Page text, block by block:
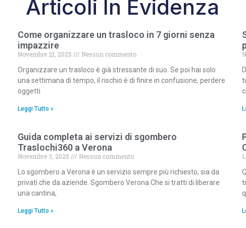
Articoli In Evidenza
Come organizzare un trasloco in 7 giorni senza
impazzire
Novembre 21, 2025
Nessun commento
Organizzare un trasloco è già stressante di suo. Se poi hai solo
una settimana di tempo, il rischio è di finire in confusione, perdere
oggetti
Leggi Tutto »
Guida completa ai servizi di sgombero
Traslochi360 a Verona
Novembre 3, 2025
Nessun commento
Lo sgombero a Verona è un servizio sempre più richiesto, sia da
privati che da aziende. Sgombero Verona Che si tratti di liberare
una cantina,
Leggi Tutto »